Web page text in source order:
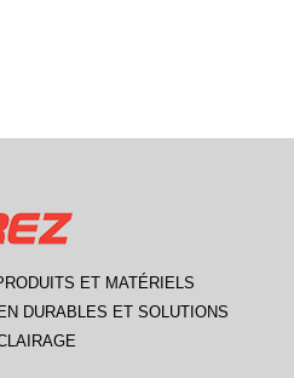
ET MATÉRIELS
DURABLES ET SOLUTIONS